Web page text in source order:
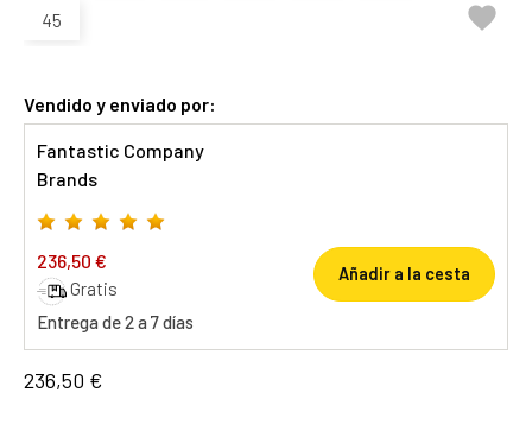
45 
Vendido y enviado por:
Fantastic Company
Brands
236,50 €
Gratis
Entrega de 2 a 7 días
Añadir a la cesta
236,50 €